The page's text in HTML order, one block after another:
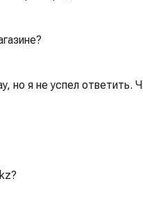
но я не успел ответить.